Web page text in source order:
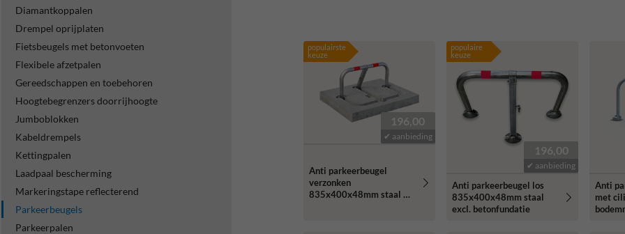
Diamantkoppalen
Drempel oprijplaten
Fietsbeugels met betonvoeten
Flexibele afzetpalen
Gereedschappen en toebehoren
Hoogtebegrenzers doorrijhoogte
Jumboblokken
Kabeldrempels
Kettingpalen
Laadpaal bescherming
Markeringstape reflecterend
Parkeerbeugels
Parkeerpalen
populairste
keuze
196,00
✔ aanbieding
Anti parkeerbeugel
verzonken
835x400x48mm staal +
populaire
keuze
196,00
✔ aanbieding
Anti parkeerbeugel los
835x400x48mm staal
excl. betonfundatie
Anti
met